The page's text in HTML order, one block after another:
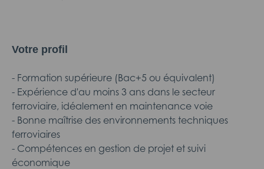
Votre profil
- Formation supérieure (Bac+5 ou équivalent)
- Expérience d'au moins 3 ans dans le secteur
ferroviaire, idéalement en maintenance voie
- Bonne maîtrise des environnements techniques
ferroviaires
- Compétences en gestion de projet et suivi
économique